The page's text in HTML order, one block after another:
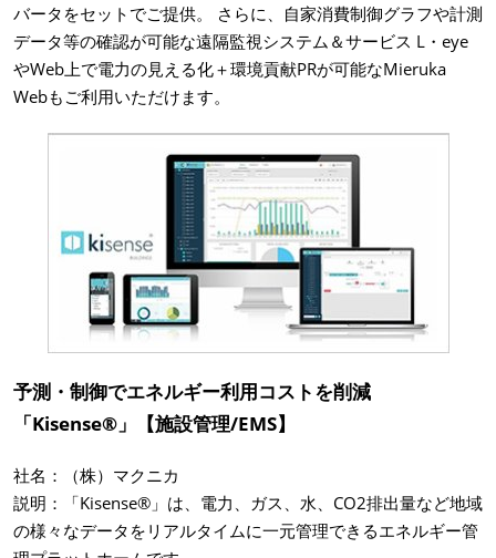
バータをセットでご提供。 さらに、自家消費制御グラフや計測
データ等の確認が可能な遠隔監視システム＆サービス L・eye
やWeb上で電力の見える化＋環境貢献PRが可能なMieruka
Webもご利用いただけます。
予測・制御でエネルギー利用コストを削減
「Kisense®」【施設管理/EMS】
社名：（株）マクニカ
説明：「Kisense®」は、電力、ガス、水、CO2排出量など地域
の様々なデータをリアルタイムに一元管理できるエネルギー管